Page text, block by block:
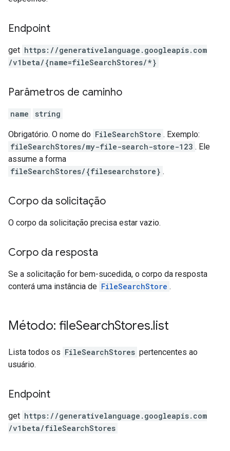
Endpoint
get https: / /generativelanguage.googleapis.com
/v1beta/{name=fileSearchStores/*}
Parâmetros de caminho
name string
Obrigatório. O nome do FileSearchStore . Exemplo:
fileSearchStores/my-file-search-store-123 . Ele
assume a forma
fileSearchStores/{filesearchstore} .
Corpo da solicitação
O corpo da solicitação precisa estar vazio.
Corpo da resposta
Se a solicitação for bem-sucedida, o corpo da resposta
conterá uma instância de FileSearchStore .
Método: fileSearchStores.list
Lista todos os FileSearchStores pertencentes ao
usuário.
Endpoint
get https: / /generativelanguage.googleapis.com
/v1beta/fileSearchStores